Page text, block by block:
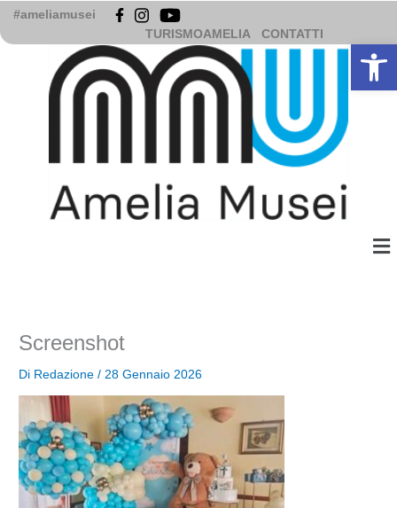
Vai
contenuto
#ameliamusei
TURISMOAMELIA
CONTATTI
Screenshot
Di Redazione/ 28 Gennaio 2026
Apri la